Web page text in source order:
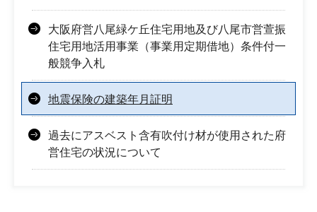
大阪府営八尾緑ケ丘住宅用地及び八尾市営萱振
住宅用地活用事業（事業用定期借地）条件付一
般競争入札
地震保険の建築年月証明
過去にアスベスト含有吹付け材が使用された府
営住宅の状況について